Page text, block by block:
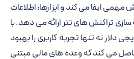
ایفا می کند و ابزارها، اطلاعات
تراکنش های تتر ارائه می دهد. با
دلار نه تنها تجربه کاربری را بهبود
می کند که وعده های مالی مبتنی